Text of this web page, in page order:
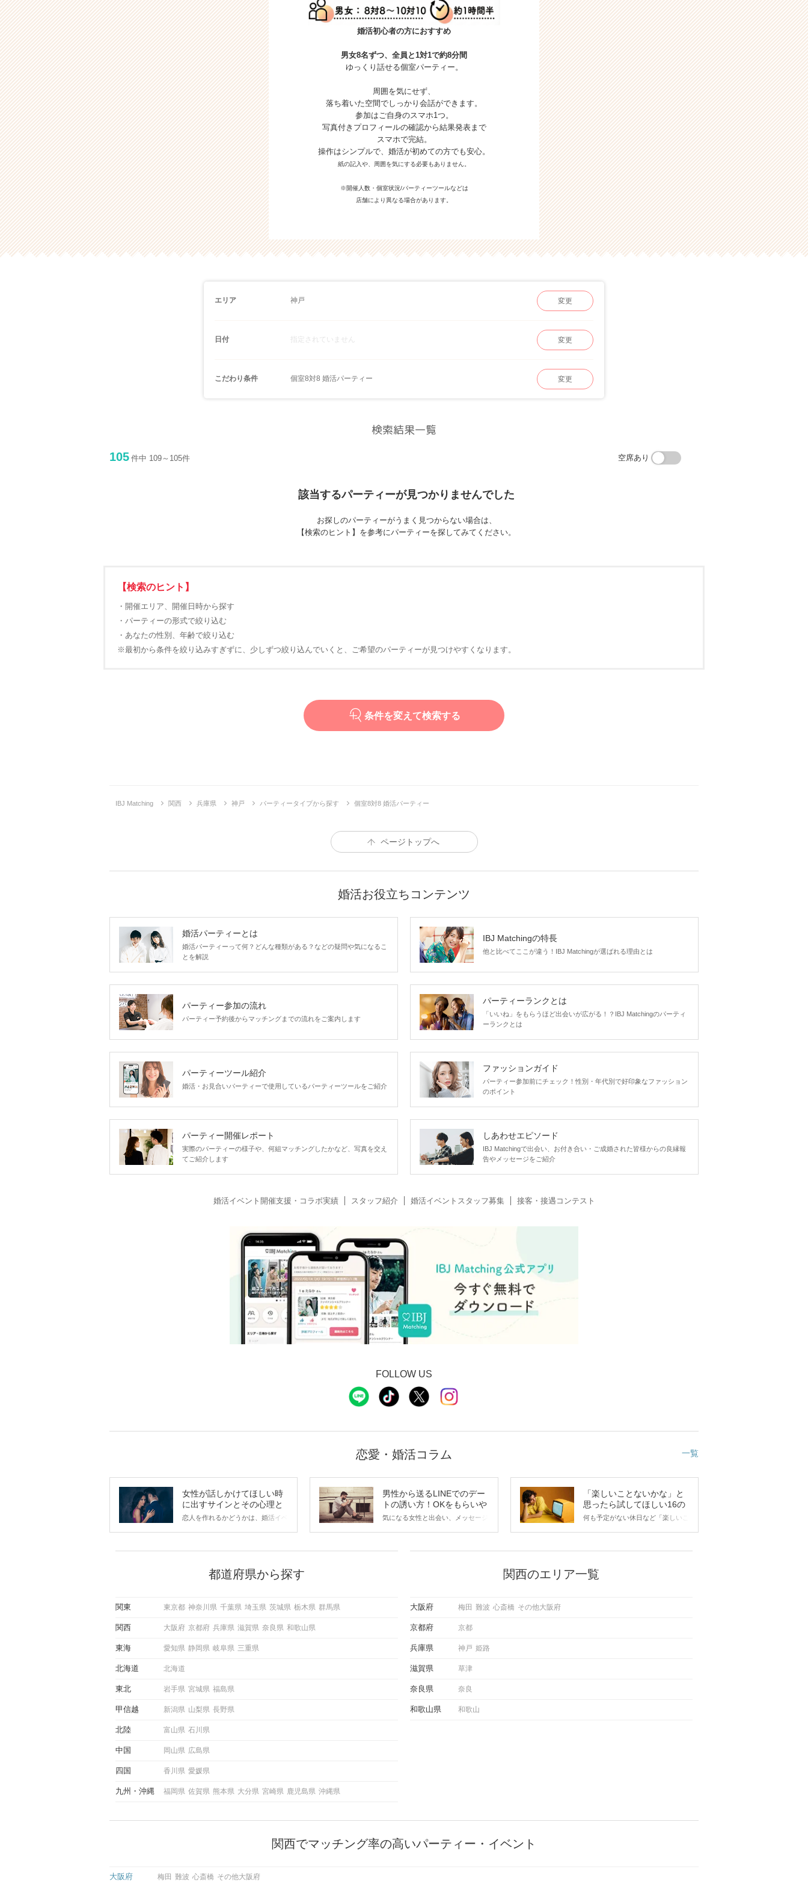
婚活初心者の方におすすめ
男女8名ずつ、全員と1対1で約8分間
ゆっくり話せる個室パーティー。
周囲を気にせず、
落ち着いた空間でしっかり会話ができます。
参加はご自身のスマホ1つ。
写真付きプロフィールの確認から結果発表まで
スマホで完結。
操作はシンプルで、婚活が初めての方でも安心。
紙の記入や、周囲を気にする必要もありません。
※開催人数・個室状況/パーティーツールなどは
店舗により異なる場合があります。
エリア 神戸 変更
日付 指定されていません 変更
こだわり条件 個室8対8 婚活パーティー 変更
検索結果一覧
105 件中 109～105件 空席あり
該当するパーティーが見つかりませんでした
お探しのパーティーがうまく見つからない場合は、
【検索のヒント】を参考にパーティーを探してみてください。
【検索のヒント】
・開催エリア、開催日時から探す
・パーティーの形式で絞り込む
・あなたの性別、年齢で絞り込む
※最初から条件を絞り込みすぎずに、少しずつ絞り込んでいくと、ご希望のパーティーが見つけやすくなります。
条件を変えて検索する
IBJ Matching 関西 兵庫県 神戸 パーティータイプから探す 個室8対8 婚活パーティー
ページトップへ
婚活お役立ちコンテンツ
婚活パーティーとは
婚活パーティーって何？どんな種類がある？などの疑問や気になるこ
とを解説
IBJ Matchingの特長
他と比べてここが違う！IBJ Matchingが選ばれる理由とは
パーティー参加の流れ
パーティー予約後からマッチングまでの流れをご案内します
パーティーランクとは
「いいね」をもらうほど出会いが広がる！？IBJ Matchingのパーティ
ーランクとは
パーティーツール紹介
婚活・お見合いパーティーで使用しているパーティーツールをご紹介
ファッションガイド
パーティー参加前にチェック！性別・年代別で好印象なファッション
のポイント
パーティー開催レポート
実際のパーティーの様子や、何組マッチングしたかなど、写真を交え
てご紹介します
しあわせエピソード
IBJ Matchingで出会い、お付き合い・ご成婚された皆様からの良縁報
告やメッセージをご紹介
婚活イベント開催支援・コラボ実績 スタッフ紹介 婚活イベントスタッフ募集 接客・接遇コンテスト
FOLLOW US
恋愛・婚活コラム 一覧
女性が話しかけてほしい時
に出すサインとその心理と
は？
恋人を作れるかどうかは、婚活イベ
から恋人作りを本格的に始めようと
している方は、女性が異性を求めて
この記事では、女性が話しかけて欲
しく解説した後、婚活イベントで実
ような行動に繋げるべきかをご紹介
男性から送るLINEでのデー
トの誘い方！OKをもらいや
すいメッセージのコツは？
気になる女性と出会い、メッセージ
も混じえながら解説するので、ぜひ
「楽しいことないかな」と
思ったら試してほしい16の
こと
何も予定がない休日など「楽しいこ
になれる対処法から、恋愛・自分磨
き・趣味などジャンル別の楽しいこ
都道府県から探す
関東 東京都 神奈川県 千葉県 埼玉県 茨城県 栃木県 群馬県
関西 大阪府 京都府 兵庫県 滋賀県 奈良県 和歌山県
東海 愛知県 静岡県 岐阜県 三重県
北海道 北海道
東北 岩手県 宮城県 福島県
甲信越 新潟県 山梨県 長野県
北陸 富山県 石川県
中国 岡山県 広島県
四国 香川県 愛媛県
九州 沖縄 福岡県 佐賀県 熊本県 大分県 宮崎県 鹿児島県 沖縄県
関西のエリア一覧
大阪府 梅田 難波 心斎橋 その他大阪府
京都府 京都
兵庫県 神戸 姫路
滋賀県 草津
奈良県 奈良
和歌山県 和歌山
関西でマッチング率の高いパーティー・イベント
大阪府 梅田 難波 心斎橋 その他大阪府